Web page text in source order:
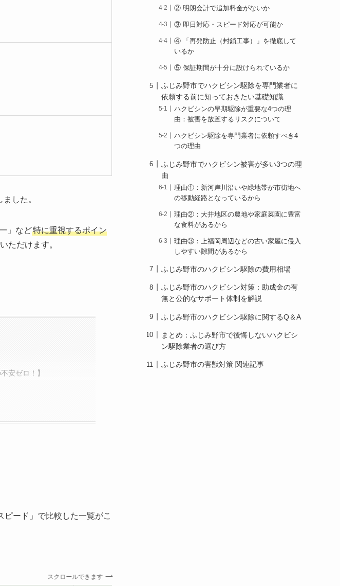
した。
」など特に重視するポイン
ただけます。
安ゼロ！】
ード」で比較した一覧がこ
スクロールできます
② 明朗会計で追加料金がないか
③ 即日対応・スピード対応が可能か
④ 「再発防止（封鎖工事）」を徹底して
いるか
⑤ 保証期間が十分に設けられているか
ふじみ野市でハクビシン駆除を専門業者に
依頼する前に知っておきたい基礎知識
ハクビシンの早期駆除が重要な4つの理
由：被害を放置するリスクについて
ハクビシン駆除を専門業者に依頼すべき4
つの理由
ふじみ野市でハクビシン被害が多い3つの理
由
理由①：新河岸川沿いや緑地帯が市街地へ
の移動経路となっているから
理由②：大井地区の農地や家庭菜園に豊富
な食料があるから
理由③：上福岡周辺などの古い家屋に侵入
しやすい隙間があるから
ふじみ野市のハクビシン駆除の費用相場
ふじみ野市のハクビシン対策：助成金の有
無と公的なサポート体制を解説
ふじみ野市のハクビシン駆除に関するQ＆A
まとめ：ふじみ野市で後悔しないハクビシ
ン駆除業者の選び方
ふじみ野市の害獣対策 関連記事